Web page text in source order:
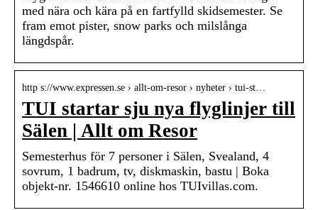
med nära och kära på en fartfylld skidsemester. Se
fram emot pister, snow parks och milslånga
längdspår.
http s://www.expressen.se › allt-om-resor › nyheter › tui-st…
TUI startar sju nya flyglinjer till
Sälen | Allt om Resor
Semesterhus för 7 personer i Sälen, Svealand, 4
sovrum, 1 badrum, tv, diskmaskin, bastu | Boka
objekt-nr. 1546610 online hos TUIvillas.com.